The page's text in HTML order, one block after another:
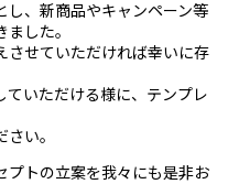
し、新商品やキャンペーン等
した。
させていただければ幸いに存
ていただける様に、テンプレ
い。
プトの立案を我々にも是非お